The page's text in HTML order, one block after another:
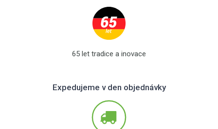
65 let tradice a inovace
Expedujeme v den objednávky